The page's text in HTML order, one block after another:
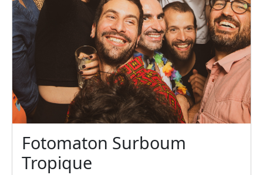
Fotomaton Surboum
Tropique